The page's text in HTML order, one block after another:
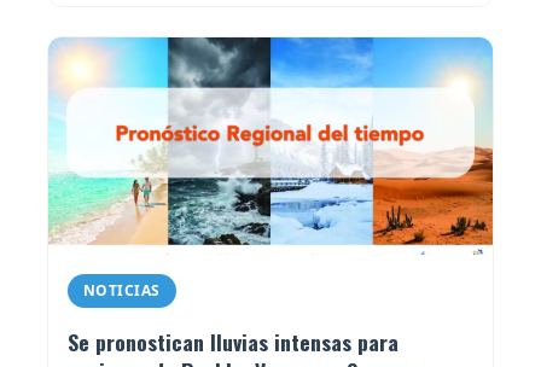
NOTICIAS
Se pronostican lluvias intensas para